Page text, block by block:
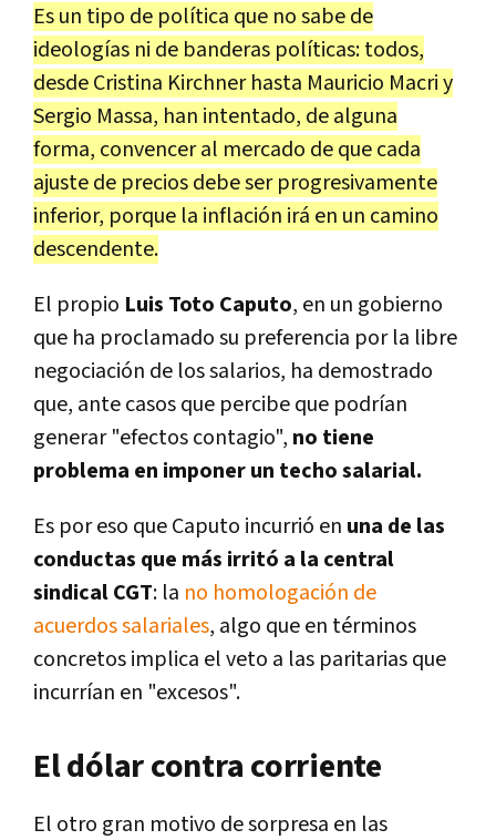
Es un tipo de política que no sabe de
ideologías ni de banderas políticas: todos,
desde Cristina Kirchner hasta Mauricio Macri y
Sergio Massa, han intentado, de alguna
forma, convencer al mercado de que cada
ajuste de precios debe ser progresivamente
inferior, porque la inflación irá en un camino
descendente.
El propio Luis Toto Caputo, en un gobierno
que ha proclamado su preferencia por la libre
negociación de los salarios, ha demostrado
que, ante casos que percibe que podrían
generar "efectos contagio", no tiene
problema en imponer un techo salarial.
Es por eso que Caputo incurrió en una de las
conductas que más irritó a la central
sindical CGT: la no homologación de
acuerdos salariales, algo que en términos
concretos implica el veto a las paritarias que
incurrían en "excesos".
El dólar contra corriente
El otro gran motivo de sorpresa en las